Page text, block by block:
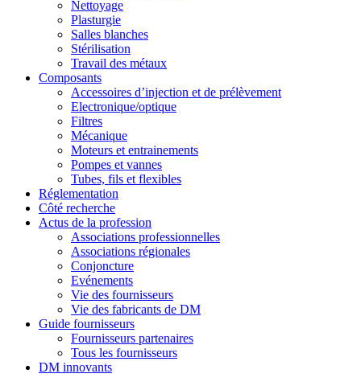
Nettoyage
Plasturgie
Salles blanches
Stérilisation
Travail des métaux
Composants
Accessoires d’injection et de prélèvement
Electronique/optique
Filtres
Mécanique
Moteurs et entrainements
Pompes et vannes
Tubes, fils et flexibles
Réglementation
Côté recherche
Actus de la profession
Associations professionnelles
Associations régionales
Conjoncture
Evénements
Vie des fournisseurs
Vie des fabricants de DM
Guide fournisseurs
Fournisseurs partenaires
Tous les fournisseurs
DM innovants